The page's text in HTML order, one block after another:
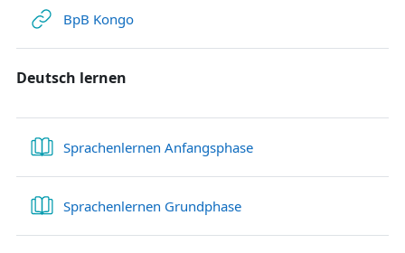
BpB KongoLink/URL
Deutsch lernen
Sprachenlernen AnfangsphaseBuch
Sprachenlernen GrundphaseBuch